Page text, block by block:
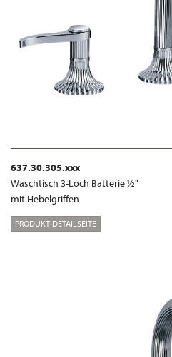
637.30.305.xxx
Waschtisch 3-Loch Batterie ½"
mit Hebelgriffen
PRODUKT-DETAILSEITE